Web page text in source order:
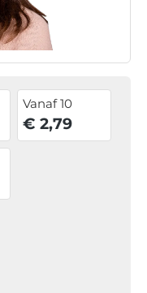
Vanaf 10
€ 2,79